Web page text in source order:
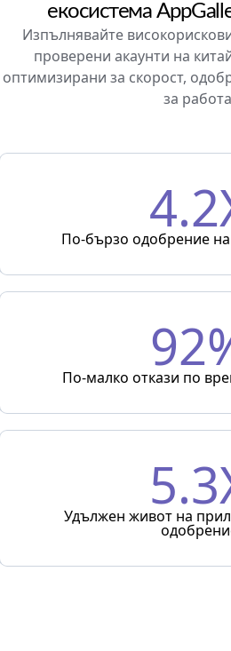
екосистема
Изпълнявайте
проверени акаунти на
оптимизирани за скорост,
за
По-бързо одобрение
По-малко откази по
Удължен живот на